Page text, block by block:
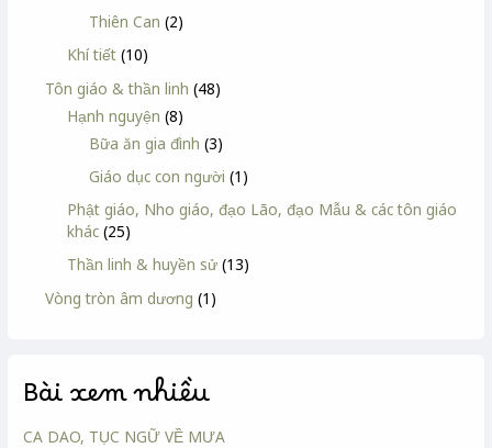
Thiên Can (2)
Khí tiết (10)
Tôn giáo & thần linh (48)
Hạnh nguyện (8)
Bữa ăn gia đình (3)
Giáo dục con người (1)
Phật giáo, Nho giáo, đạo Lão, đạo Mẫu & các tôn giáo
khác (25)
Thần linh & huyền sử (13)
Vòng tròn âm dương (1)
Bài xem nhiều
CA DAO, TỤC NGỮ VỀ MƯA